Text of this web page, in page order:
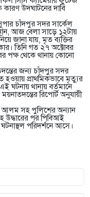
উদঘাটনের দাবি
চাঁদপুর সদর সার্কেল
আজ বেলা সাড়ে ১২টায়
জানা যায়, মৃত ব্যক্তির
তিনি গত ২৭ অক্টোবর
পক্ষ থেকে থানায় কোনো
জন্য চাঁদপুর সদর
হওয়ায় প্রাথমিকভাবে মৃত্যুর
ঘটনায় থানায় বর্তমানে
রিপোর্ট অনুযায়ী
আলম সহ পুলিশের অন্যান
উদ্ধারের পর পিবিআই
পরিদর্শনে আসে।